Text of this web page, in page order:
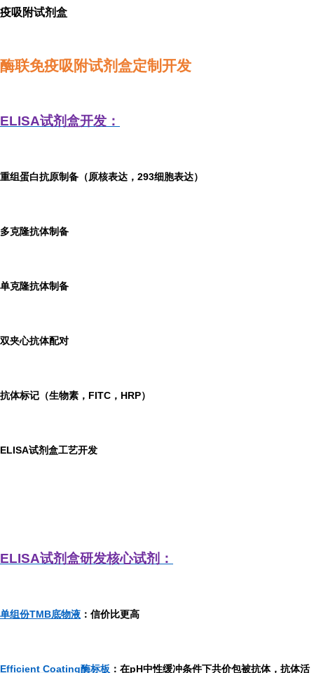
疫吸附试剂盒
酶联免疫吸附试剂盒定制开发
ELISA试剂盒开发：
重组蛋白抗原制备（原核表达，293细胞表达）
多克隆抗体制备
单克隆抗体制备
双夹心抗体配对
抗体标记（生物素，FITC，HRP）
ELISA试剂盒工艺开发
ELISA试剂盒研发核心试剂：
单组份TMB底物液 ：信价比更高
Efficient Coating酶标板 ：在pH中性缓冲条件下共价包被抗体，抗体活